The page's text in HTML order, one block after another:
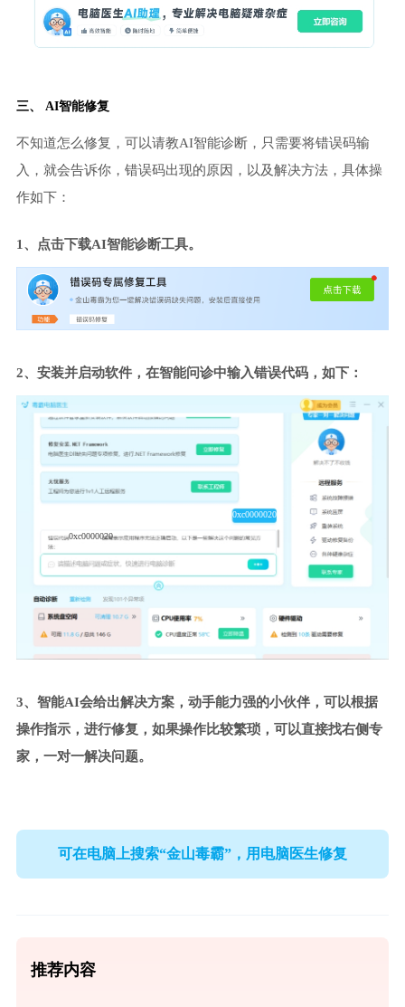
三、 AI智能修复
不知道怎么修复，可以请教AI智能诊断，只需要将错误码输
入，就会告诉你，错误码出现的原因，以及解决方法，具体操
作如下：
1、点击下载AI智能诊断工具。
2、安装并启动软件，在智能问诊中输入错误代码，如下：
0xc0000020
0xc0000020
3、智能AI会给出解决方案，动手能力强的小伙伴，可以根据
操作指示，进行修复，如果操作比较繁琐，可以直接找右侧专
家，一对一解决问题。
可在电脑上搜索“金山毒霸”，用电脑医生修复
推荐内容